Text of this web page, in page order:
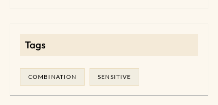
Tags
COMBINATION SENSITIVE